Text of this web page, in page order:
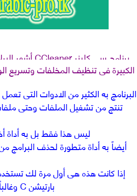
برنامج سى كلينرCCleanerأشهر
الكبيرة فى تنظيف المخلفات وتسريع
البرنامج به الكثير من الادوات التى
تنتج من تشغيل الملفات وحتى
ليس هذا فقط بل به أداة
أيضاً به أداة متطورة لحذف البرامج
إذا كانت هذه هى أول مرة لك
بارتيشن C وغالباً تكون كبيرة جداً وتتخطى مساحة الجيجا